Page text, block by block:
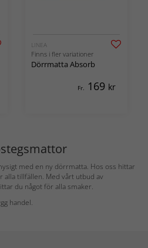
LINEA
Finns i fler variationer
Dörrmatta Absorb
Fr. 169 kr
med en ny dörrmatta. Hos oss hittar
tillfällen. Med vårt utbud av
du något för alla smaker.
handel.